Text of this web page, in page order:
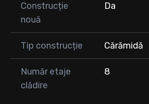
Construcție
nouă
Da
Tip construcție Cărămidă
Număr etaje
clădire
8